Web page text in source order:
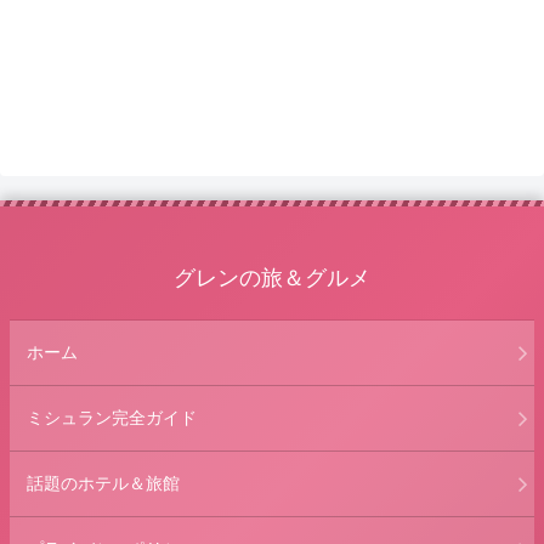
グレンの旅＆グルメ
ホーム
ミシュラン完全ガイド
話題のホテル＆旅館